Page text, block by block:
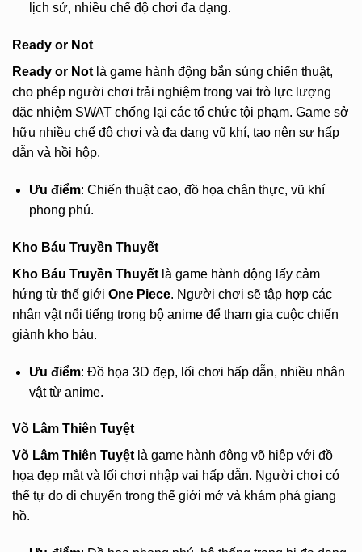
lịch sử, nhiều chế độ chơi đa dạng.
Ready or Not
Ready or Not là game hành động bắn súng chiến thuật,
cho phép người chơi trải nghiệm trong vai trò lực lượng
đặc nhiệm SWAT chống lại các tổ chức tội phạm. Game sở
hữu nhiều chế độ chơi và đa dạng vũ khí, tạo nên sự hấp
dẫn và hồi hộp.
Ưu điểm: Chiến thuật cao, đồ họa chân thực, vũ khí
phong phú.
Kho Báu Truyền Thuyết
Kho Báu Truyền Thuyết là game hành động lấy cảm
hứng từ thế giới One Piece. Người chơi sẽ tập hợp các
nhân vật nổi tiếng trong bộ anime để tham gia cuộc chiến
giành kho báu.
Ưu điểm: Đồ họa 3D đẹp, lối chơi hấp dẫn, nhiều nhân
vật từ anime.
Võ Lâm Thiên Tuyệt
Võ Lâm Thiên Tuyệtlà game hành động võ hiệp với đồ
họa đẹp mắt và lối chơi nhập vai hấp dẫn. Người chơi có
thể tự do di chuyển trong thế giới mở và khám phá giang
hồ.